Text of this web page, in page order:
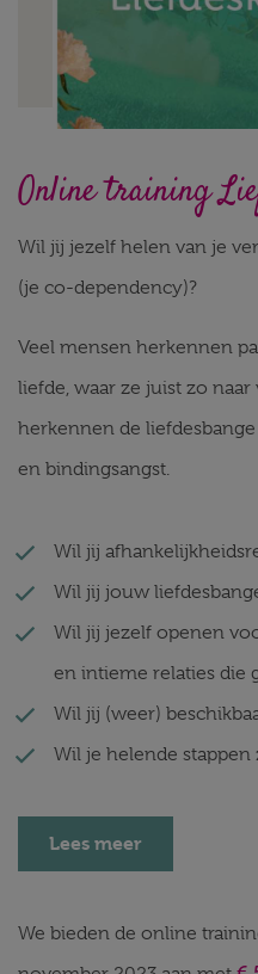
Online training
Wil jij jezelf helen van je
(je co-dependency)?
Veel mensen herkennen
liefde, waar ze juist zo naar
herkennen de
en bindingsangst.
Wil jij
Wil jij jouw
Wil jij jezelf openen
en intieme relaties die
Wil jij (weer)
Wil je helende stappen
Lees meer
We bieden de online